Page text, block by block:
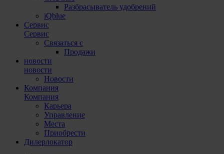
Разбрасыватель удобрений
iQblue
Сервис
Сервис
Связаться с
Продажи
новости
новости
Новости
Компания
Компания
Карьера
Управление
Места
Приобрести
Дилерлокатор